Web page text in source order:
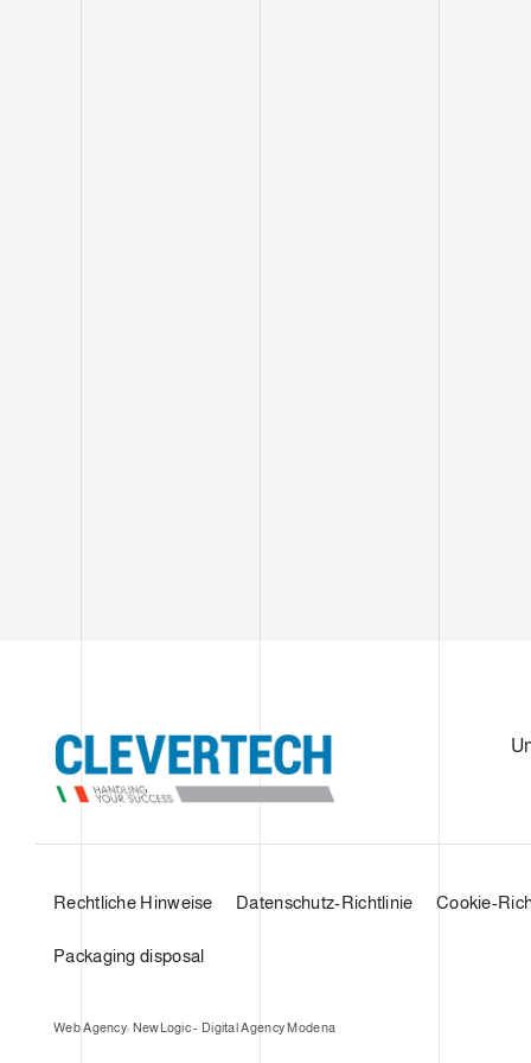
Rechtliche Hinweise Datenschutz-Richtlinie Cookie-
Packaging disposal
Web Agency: NewLogic - Digital Agency Modena